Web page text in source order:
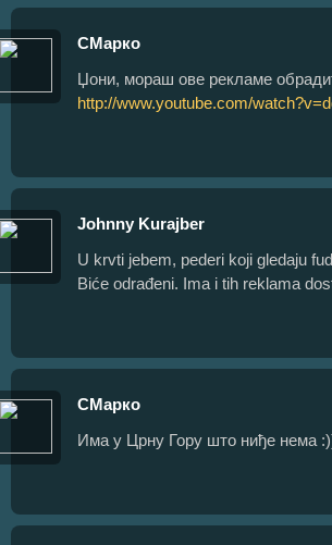
СМарко
Џони, мораш ове рекламе
http://www.youtube.com/
Johnny Kurajber
U krvti jebem, pederi koji gledaju
Biće odrađeni. Ima i tih reklama
СМарко
Има у Црну Гору што ниђе нема